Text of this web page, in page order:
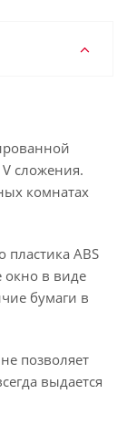
сложения.
комнатах
ABS
окно в виде
бумаги в
позволяет
выдается